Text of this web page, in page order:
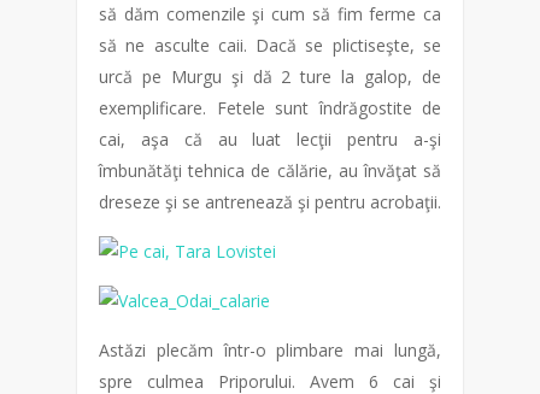
să dăm comenzile şi cum să fim ferme ca
să ne asculte caii. Dacă se plictiseşte, se
urcă pe Murgu şi dă 2 ture la galop, de
exemplificare. Fetele sunt îndrăgostite de
cai, aşa că au luat lecţii pentru a-şi
îmbunătăţi tehnica de călărie, au învăţat să
dreseze şi se antrenează şi pentru acrobaţii.
Astăzi plecăm într-o plimbare mai lungă,
spre culmea Priporului. Avem 6 cai şi